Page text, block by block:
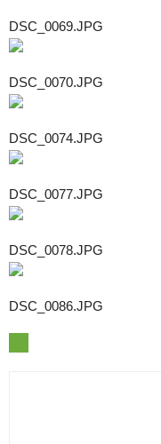
DSC_0069.JPG
DSC_0070.JPG
DSC_0074.JPG
DSC_0077.JPG
DSC_0078.JPG
DSC_0086.JPG